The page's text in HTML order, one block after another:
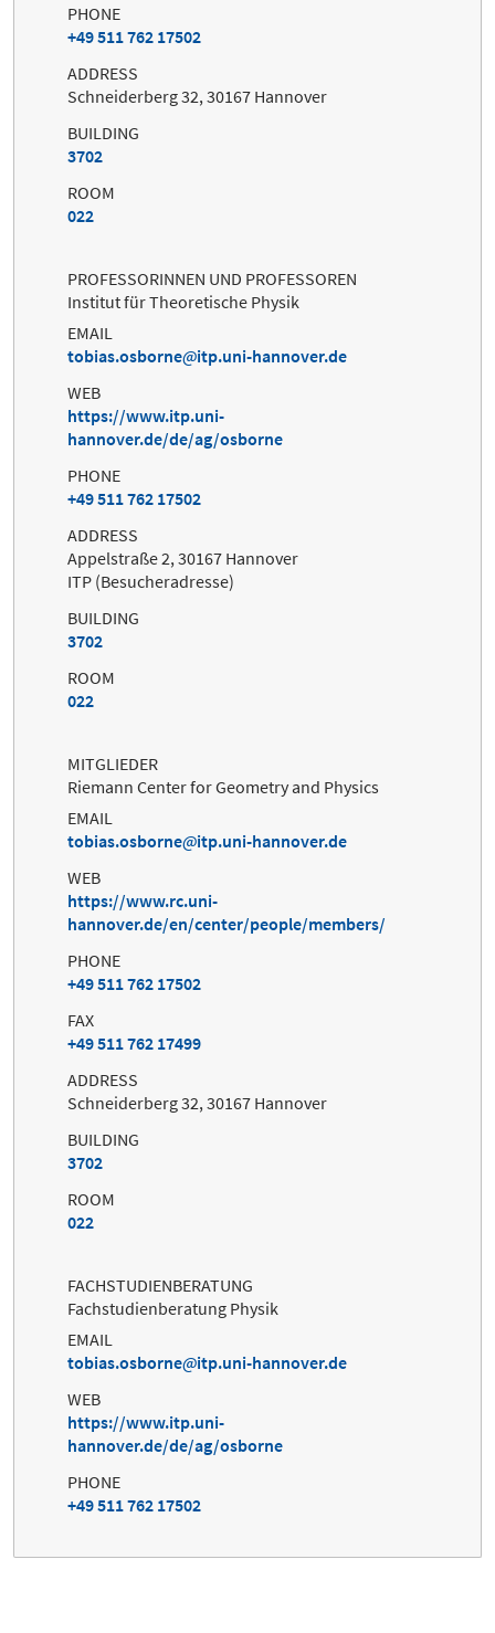
PHONE
+49 511 762 17502
ADDRESS
Schneiderberg 32, 30167 Hannover
BUILDING
3702
ROOM
022
PROFESSORINNEN UND PROFESSOREN
Institut für Theoretische Physik
EMAIL
tobias.osborne
itp.uni-hannover.de
WEB
https://www.itp.uni-
hannover.de/de/ag/osborne
PHONE
+49 511 762 17502
ADDRESS
Appelstraße 2, 30167 Hannover
ITP (Besucheradresse)
BUILDING
3702
ROOM
022
MITGLIEDER
Riemann Center for Geometry and Physics
EMAIL
tobias.osborne
itp.uni-hannover.de
WEB
https://www.rc.uni-
hannover.de/en/center/people/members/
PHONE
+49 511 762 17502
FAX
+49 511 762 17499
ADDRESS
Schneiderberg 32, 30167 Hannover
BUILDING
3702
ROOM
022
FACHSTUDIENBERATUNG
Fachstudienberatung Physik
EMAIL
tobias.osborne
itp.uni-hannover.de
WEB
https://www.itp.uni-
hannover.de/de/ag/osborne
PHONE
+49 511 762 17502